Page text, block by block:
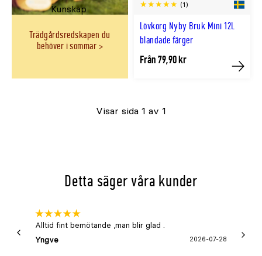
Kunskap
Trädgårdsredskapen du
behöver i sommar
Lövkorg Nyby Bruk Mini 12L
blandade färger
(1)
Från 79,90 kr
Köp
Visar sida 1 av 1
Detta säger våra kunder
Alltid fint bemötande ,man blir glad .
Yngve
2026-07-28